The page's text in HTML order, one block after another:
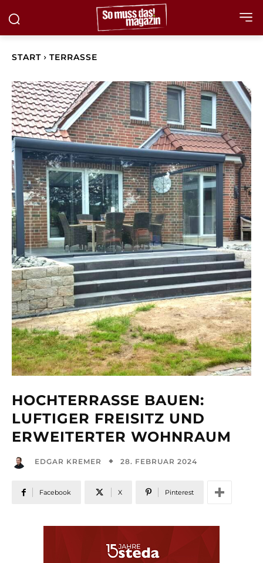
START TERRASSE
HOCHTERRASSE BAUEN:
LUFTIGER FREISITZ UND
ERWEITERTER WOHNRAUM
EDGAR KREMER 28. FEBRUAR 2024
Facebook X Pinterest